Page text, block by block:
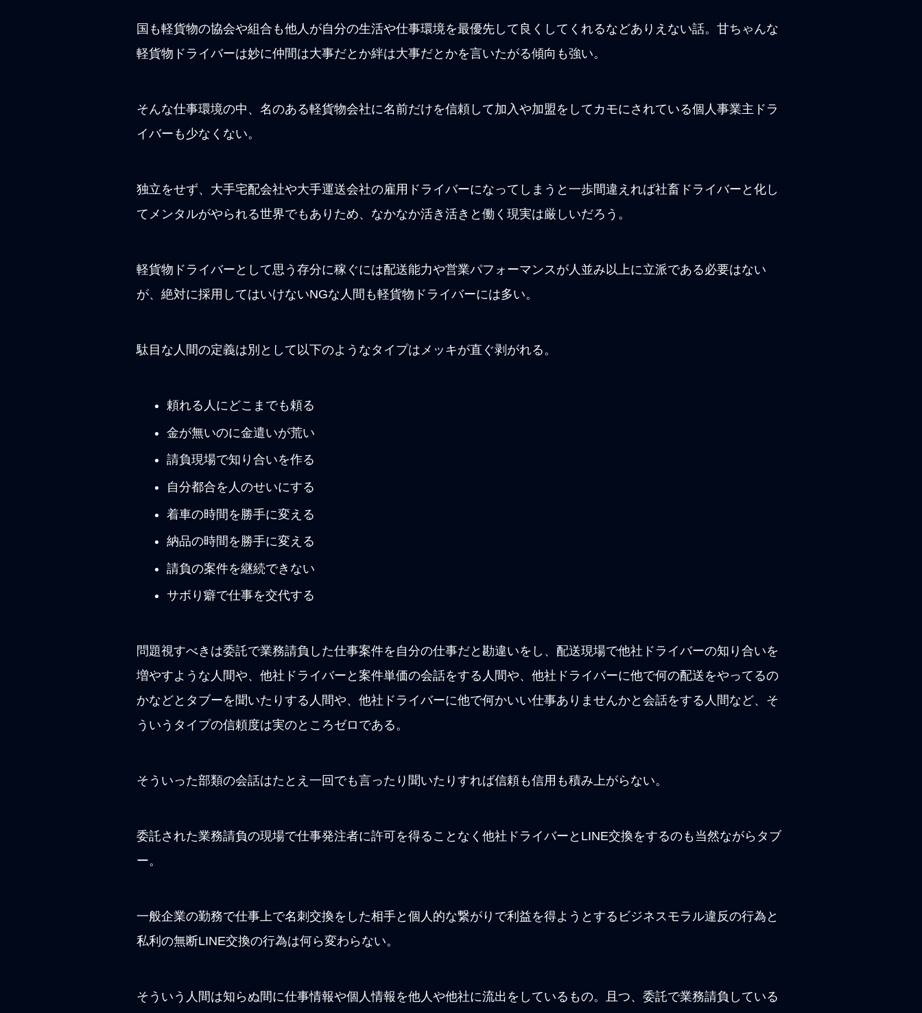
国も軽貨物の協会や組合も他人が自分の生活や仕事環境を最優先して良くしてくれるなどありえない話。甘ちゃんな
軽貨物ドライバーは妙に仲間は大事だとか絆は大事だとかを言いたがる傾向も強い。
そんな仕事環境の中、名のある軽貨物会社に名前だけを信頼して加入や加盟をしてカモにされている個人事業主ドラ
イバーも少なくない。
独立をせず、大手宅配会社や大手運送会社の雇用ドライバーになってしまうと一歩間違えれば社畜ドライバーと化し
てメンタルがやられる世界でもありため、なかなか活き活きと働く現実は厳しいだろう。
軽貨物ドライバーとして思う存分に稼ぐには配送能力や営業パフォーマンスが人並み以上に立派である必要はない
が、絶対に採用してはいけないNGな人間も軽貨物ドライバーには多い。
駄目な人間の定義は別として以下のようなタイプはメッキが直ぐ剥がれる。
頼れる人にどこまでも頼る
金が無いのに金遣いが荒い
請負現場で知り合いを作る
自分都合を人のせいにする
着車の時間を勝手に変える
納品の時間を勝手に変える
請負の案件を継続できない
サボり癖で仕事を交代する
問題視すべきは委託で業務請負した仕事案件を自分の仕事だと勘違いをし、配送現場で他社ドライバーの知り合いを
増やすような人間や、他社ドライバーと案件単価の会話をする人間や、他社ドライバーに他で何の配送をやってるの
かなどとタブーを聞いたりする人間や、他社ドライバーに他で何かいい仕事ありませんかと会話をする人間など、そ
ういうタイプの信頼度は実のところゼロである。
そういった部類の会話はたとえ一回でも言ったり聞いたりすれば信頼も信用も積み上がらない。
委託された業務請負の現場で仕事発注者に許可を得ることなく他社ドライバーとLINE交換をするのも当然ながらタブ
ー。
一般企業の勤務で仕事上で名刺交換をした相手と個人的な繋がりで利益を得ようとするビジネスモラル違反の行為と
私利の無断LINE交換の行為は何ら変わらない。
そういう人間は知らぬ間に仕事情報や個人情報を他人や他社に流出をしているもの。且つ、委託で業務請負している